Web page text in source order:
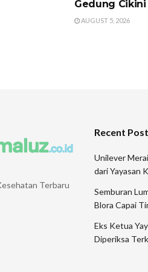
Gedung Cikini
AUGUST 5, 2026
Terbaru
Recent
Unilever
dari Yayasan
Semburan
Blora Capai
Eks Ketua
Diperiksa